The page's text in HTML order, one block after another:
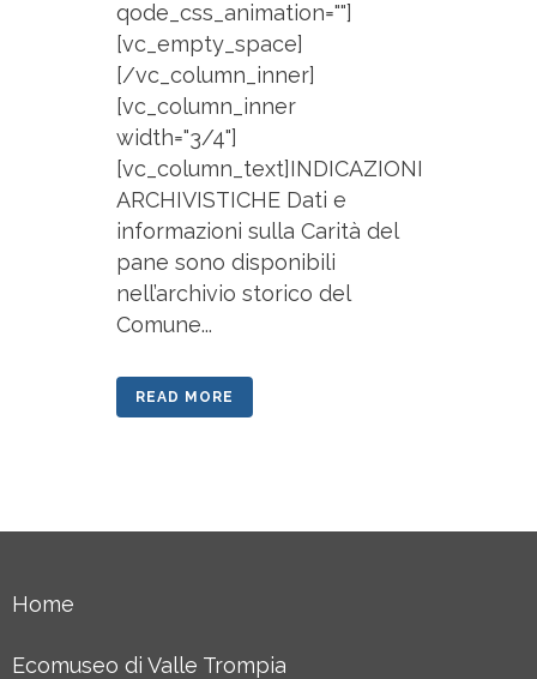
qode_css_animation=""]
[vc_empty_space]
[/vc_column_inner]
[vc_column_inner
width="3/4"]
[vc_column_text]INDICAZIONI
ARCHIVISTICHE Dati e
informazioni sulla Carità del
pane sono disponibili
nell’archivio storico del
Comune...
READ MORE
Home
Ecomuseo di Valle Trompia